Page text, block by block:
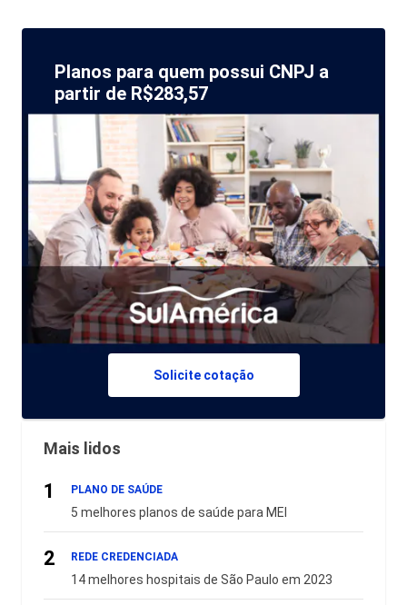
Planos para quem possui CNPJ a
partir de R$283,57
Solicite cotação
Mais lidos
1 PLANO DE SAÚDE
5 melhores planos de saúde para MEI
2 REDE CREDENCIADA
14 melhores hospitais de São Paulo em 2023